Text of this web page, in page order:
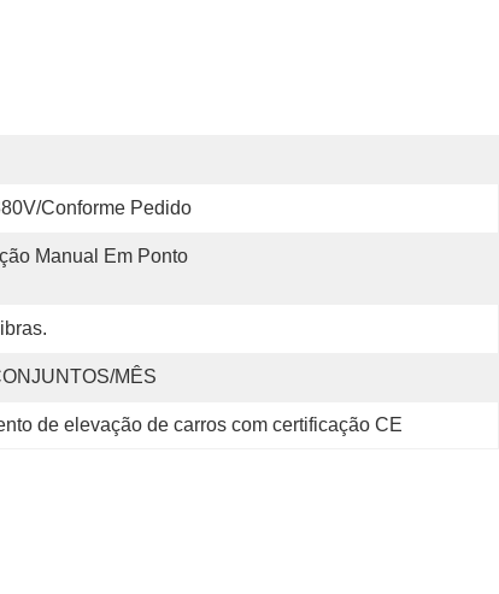
conforme Pedido
Manual Em Ponto
MÊS
de elevação de carros com certificação CE